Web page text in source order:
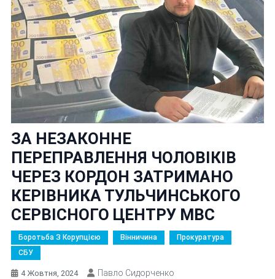
ЗА НЕЗАКОННЕ
ПЕРЕПРАВЛЕННЯ ЧОЛОВІКІВ
ЧЕРЕЗ КОРДОН ЗАТРИМАНО
КЕРІВНИКА ТУЛЬЧИНСЬКОГО
СЕРВІСНОГО ЦЕНТРУ МВС
Боротьба З Корупцією Вінничина
Прокуратура
СБУ
4 Жовтня, 2024 Павло Сидорченко